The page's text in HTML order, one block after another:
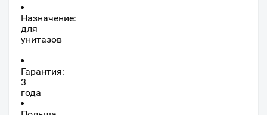
Назначение:
для
унитазов
Гарантия:
3
года